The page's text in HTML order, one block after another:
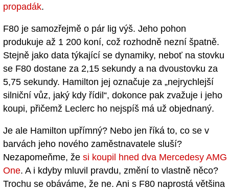
propadák.
F80 je samozřejmě o pár lig výš. Jeho pohon
produkuje až 1 200 koní, což rozhodně nezní špatně.
Stejně jako data týkající se dynamiky, neboť na stovku
se F80 dostane za 2,15 sekundy a na dvoustovku za
5,75 sekundy. Hamilton jej označuje za „nejrychlejší
silniční vůz, jaký kdy řídil“, dokonce pak zvažuje i jeho
koupi, přičemž Leclerc ho nejspíš má už objednaný.
Je ale Hamilton upřímný? Nebo jen říká to, co se v
barvách jeho nového zaměstnavatele sluší?
Nezapomeňme, že si koupil hned dva Mercedesy AMG
One. A i kdyby mluvil pravdu, změní to vlastně něco?
Trochu se obáváme, že ne. Ani s F80 naprostá většina